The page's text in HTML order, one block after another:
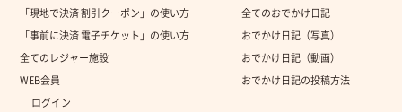
「現地で決済 割引クーポン」の使い方
「事前に決済 電子チケット」の使い方
全てのレジャー施設
WEB会員
ログイン
全てのおでかけ日記
おでかけ日記（写真）
おでかけ日記（動画）
おでかけ日記の投稿方法